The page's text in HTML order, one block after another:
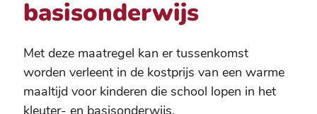
basisonderwijs
Met deze maatregel kan er tussenkomst
worden verleent in de kostprijs van een warme
maaltijd voor kinderen die school lopen in het
kleuter- en basisonderwijs.